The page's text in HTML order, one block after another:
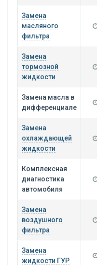
Замена
масляного
фильтра
Замена
тормозной
жидкости
Замена масла в
дифференциале
Замена
охлаждающей
жидкости
Комплексная
диагностика
автомобиля
Замена
воздушного
фильтра
Замена
жидкости ГУР